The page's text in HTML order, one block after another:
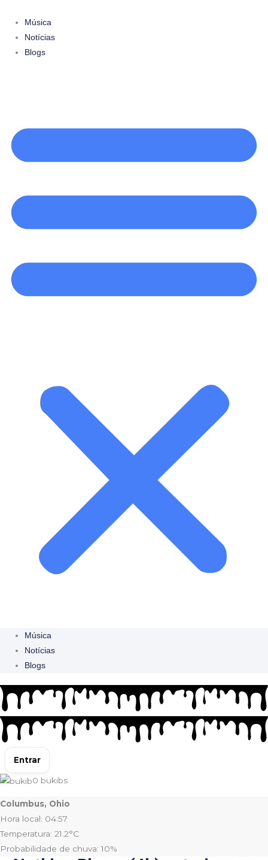
para
conteúdo
Música
Notícias
Blogs
Música
Notícias
Blogs
Entrar
0 bukibs
Columbus, Ohio
Hora local: 04:57
Temperatura: 21.2°C
Probabilidade de chuva: 10%